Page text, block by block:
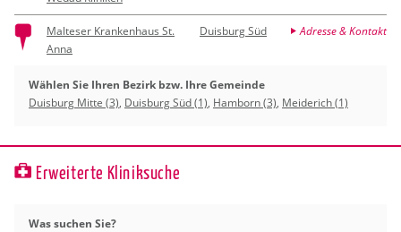
Malteser Krankenhaus St.
Anna
Duisburg Süd Adresse & Kontakt
Wählen Sie Ihren Bezirk bzw. Ihre Gemeinde
Duisburg Mitte (3), Duisburg Süd (1), Hamborn (3), Meiderich (1)
Erweiterte Kliniksuche
Was su­chen Sie?